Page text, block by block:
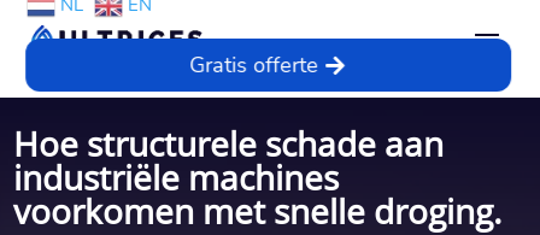
NL EN
Gratis offerte
Hoe structurele schade aan
industriële machines
voorkomen met snelle droging.​